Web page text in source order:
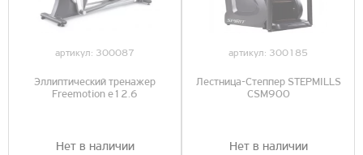
артикул: 300087
Эллиптический тренажер
Freemotion e12.6
Нет в наличии
артикул: 300185
Лестница-Степпер STEPMILLS
CSM900
Нет в наличии